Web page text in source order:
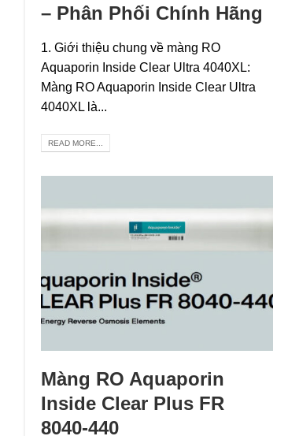
– Phân Phối Chính Hãng
1. Giới thiệu chung về màng RO
Aquaporin Inside Clear Ultra 4040XL:
Màng RO Aquaporin Inside Clear Ultra
4040XL là...
READ MORE...
Màng RO Aquaporin
Inside Clear Plus FR
8040-440